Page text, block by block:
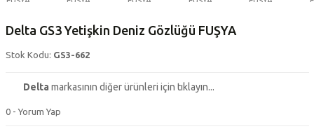
Delta GS3 Yetişkin Deniz Gözlüğü FUŞYA
Stok Kodu: GS3-662
Delta markasının diğer ürünleri için tıklayın...
0 - Yorum Yap